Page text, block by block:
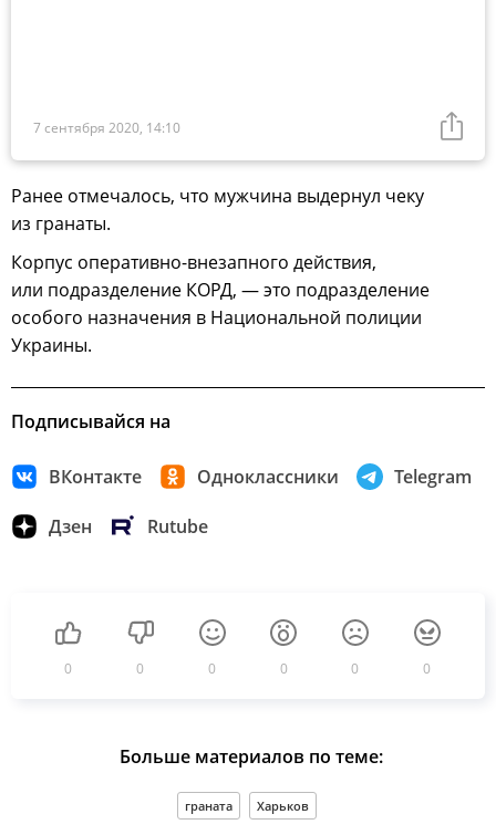
7 сентября 2020, 14:10
Ранее отмечалось, что мужчина выдернул чеку
из гранаты.
Корпус оперативно-внезапного действия,
или подразделение КОРД, — это подразделение
особого назначения в Национальной полиции
Украины.
Подписывайся на
ВКонтакте Одноклассники Telegram
Дзен Rutube
0 0 0 0 0 0
Больше материалов по теме:
граната Харьков